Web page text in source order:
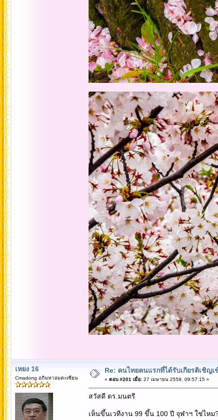
เหยง 16
Cmadong อภิมหาอมตะเซียน
Re: คนไทยคนแรกที่ได้รับเกียรติเชิญ
« ตอบ #201 เมื่อ:27 เมษายน 2559, 09:57:15 »
สวัสดี ดร.มนตรี
เห็นขึ้นเวทีงาน 99 ขึ้น 100 ปี จุฬาฯ ใช่ไหม